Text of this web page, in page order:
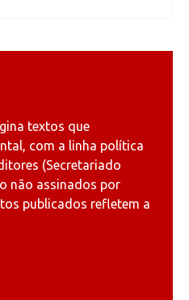
textos que
com a linha política
(Secretariado
não assinados por
publicados refletem a